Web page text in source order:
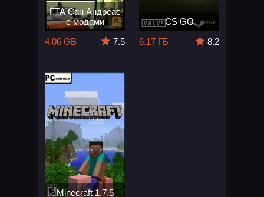
ГТА Сан Андреас
с модами
4.06 GB
7.5
CS GO
6.17 ГБ
8.2
Minecraft 1.7.5